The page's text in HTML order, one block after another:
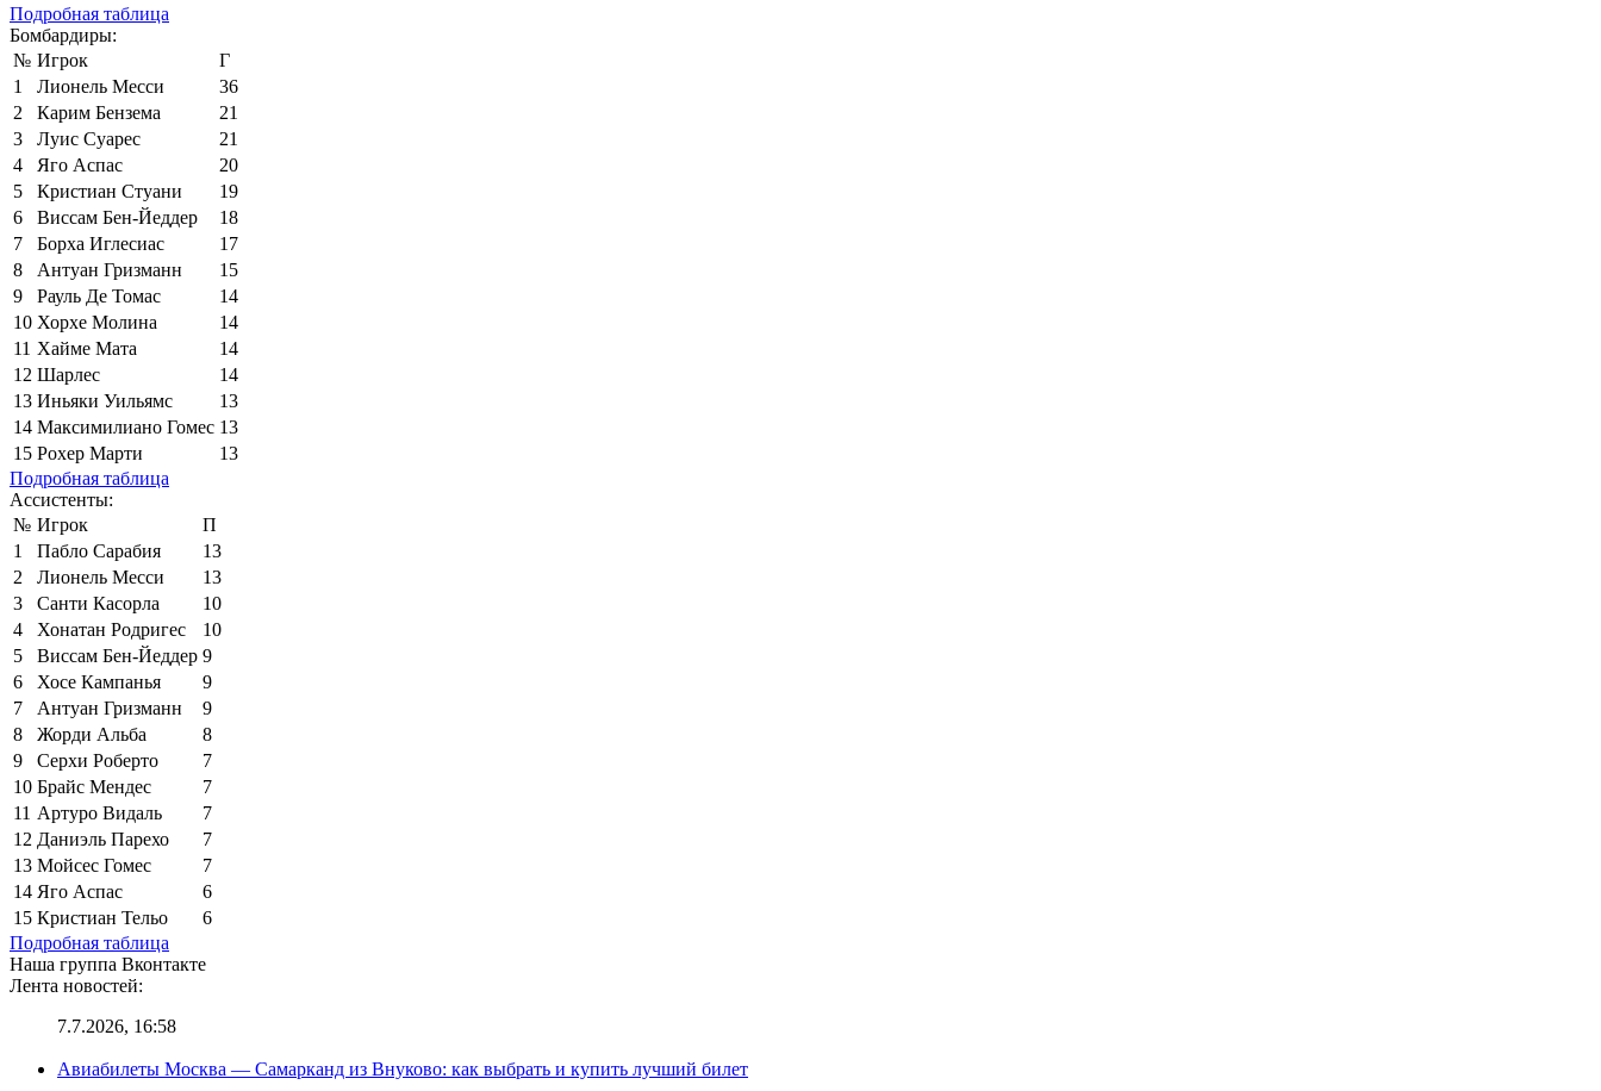
Подробная таблица
Бомбардиры:
№ Игрок
Г
1
Лионель Месси
36
2
Карим Бензема
21
3
Луис Суарес
21
4
Яго Аспас
20
5
Кристиан Стуани
19
6
Виссам Бен-Йеддер
18
7
Борха Иглесиас
17
8
Антуан Гризманн
15
9
Рауль Де Томас
14
10 Хорхе Молина
14
11 Хайме Мата
14
12 Шарлес
14
13 Иньяки Уильямс
13
14 Максимилиано Гомес 13
15 Рохер Марти
13
Подробная таблица
Ассистенты:
№ Игрок
П
1
Пабло Сарабия
13
2
Лионель Месси
13
3
Санти Касорла
10
4
Хонатан Родригес
10
5
Виссам Бен-Йеддер 9
6
Хосе Кампанья
9
7
Антуан Гризманн
9
8
Жорди Альба
8
9
Серхи Роберто
7
10 Брайс Мендес
7
11 Артуро Видаль
7
12 Даниэль Парехо
7
13 Мойсес Гомес
7
14 Яго Аспас
6
15 Кристиан Тельо
6
Подробная таблица
Наша группа Вконтакте
Лента новостей:
7.7.2026, 16:58
Авиабилеты Москва — Самарканд из Внуково: как выбрать и купить лучший билет